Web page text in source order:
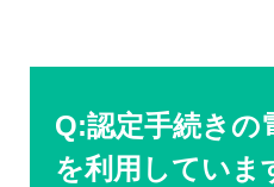
Q:認定手続きの
を利用していま